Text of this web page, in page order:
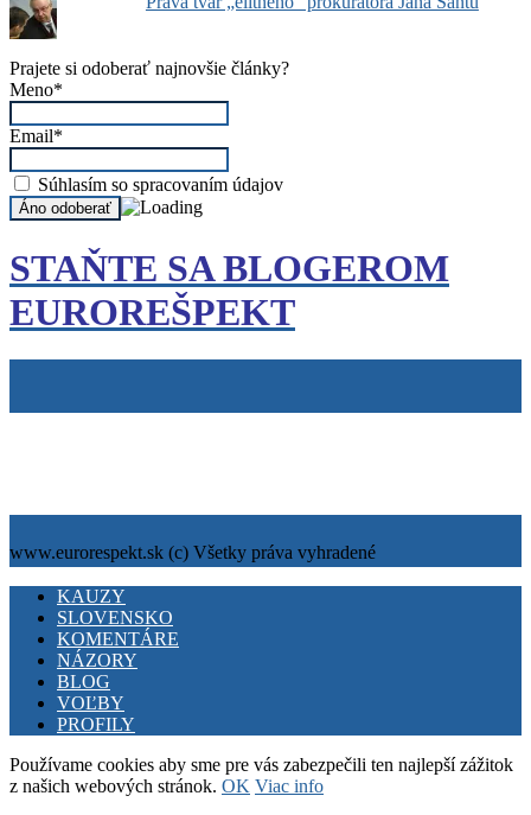
Prajete si odoberať najnovšie články?
Meno*
Email*
Súhlasím so spracovaním údajov
STAŇTE SA BLOGEROM
EUROREŠPEKT
www.eurorespekt.sk (c) Všetky práva vyhradené
Facebook
Twitter
YoutubeKAUZY
SLOVENSKO
KOMENTÁRE
NÁZORY
BLOG
VOĽBY
PROFILY
Používame cookies aby sme pre vás zabezpečili ten najlepší zážitok
z našich webových stránok. OK Viac info